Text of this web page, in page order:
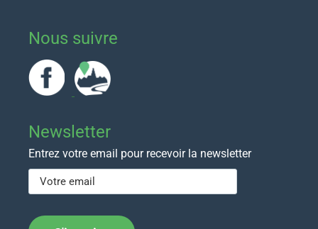
Nous suivre
Newsletter
Entrez votre email pour recevoir la newsletter